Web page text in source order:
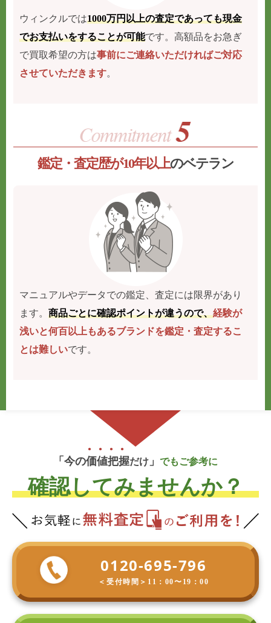
ウィンクルでは1000万円以上の査定であっても現金
でお支払いをすることが可能です。高額品をお急ぎ
で買取希望の方は事前にご連絡いただければご対応
させていただきます。
鑑定・査定歴が10年以上のベテラン
マニュアルやデータでの鑑定、査定には限界があり
ます。商品ごとに確認ポイントが違うので、経験が
浅いと何百以上もあるブランドを鑑定・査定するこ
とは難しいです。
「今の価値把握だけ 」 でもご参考に
確認してみませんか？
0120-695-796
＜受付時間＞ 11：00〜19：00